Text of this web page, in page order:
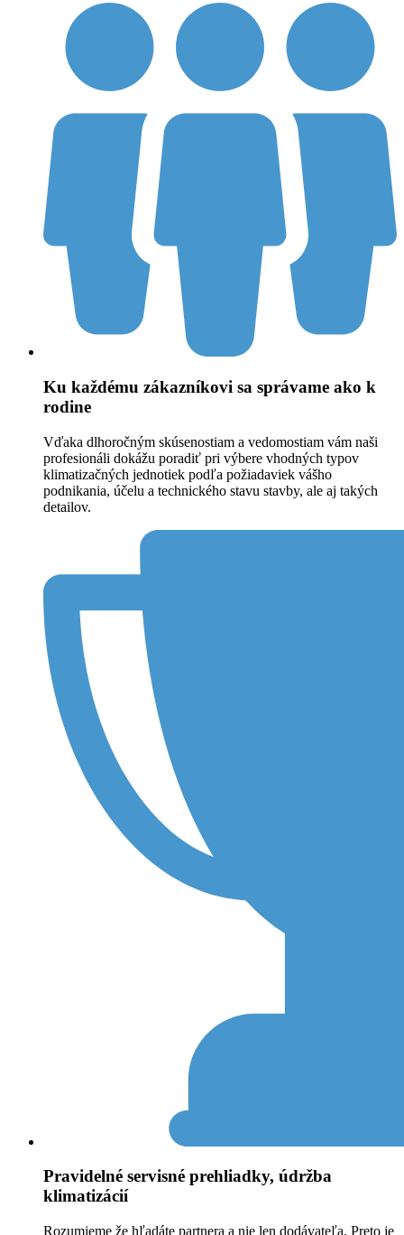
Ku každému zákazníkovi sa správame ako k
rodine
Vďaka dlhoročným skúsenostiam a vedomostiam vám naši
profesionáli dokážu poradiť pri výbere vhodných typov
klimatizačných jednotiek podľa požiadaviek vášho
podnikania, účelu a technického stavu stavby, ale aj takých
detailov.
Pravidelné servisné prehliadky, údržba
klimatizácií
Rozumieme že hľadáte partnera a nie len dodávateľa. Preto je